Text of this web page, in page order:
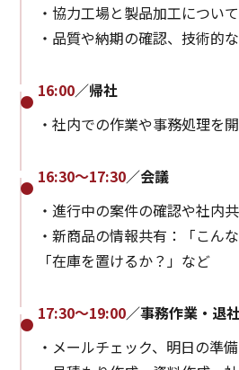
・協力工場と製品加工につい
・品質や納期の確認、技術的
16:00／帰社
・社内での作業や事務処理を
16:30～17:30／会議
・進行中の案件の確認や社内
・新商品の情報共有：「こん
「在庫を置けるか？」など
17:30～19:00／事務作業・退
・メールチェック、明日の準備